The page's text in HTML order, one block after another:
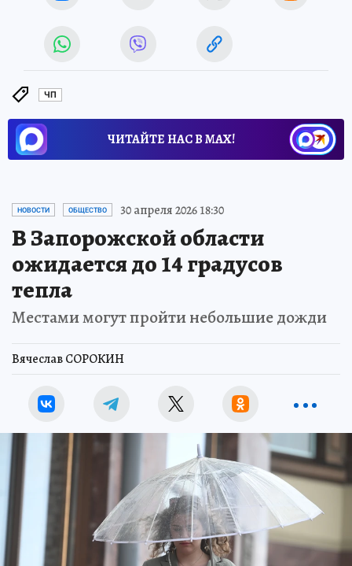
ЧП
ЧИТАЙТЕ НАС В МАХ!
НОВОСТИ ОБЩЕСТВО 30 апреля 2026 18:30
В Запорожской области
ожидается до 14 градусов
тепла
Местами могут пройти небольшие дожди
Вячеслав СОРОКИН